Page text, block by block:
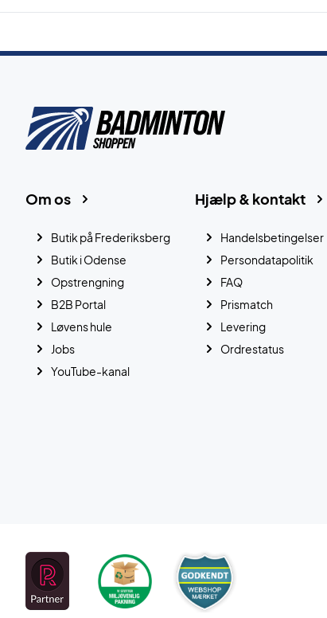
Hjælp & kontakt
Handelsbetingelser
Persondatapolitik
FAQ
Prismatch
Levering
Ordrestatus
Om os
Butik på Frederiksberg
Butik i Odense
Opstrengning
B2B Portal
Løvens hule
Jobs
YouTube-kanal